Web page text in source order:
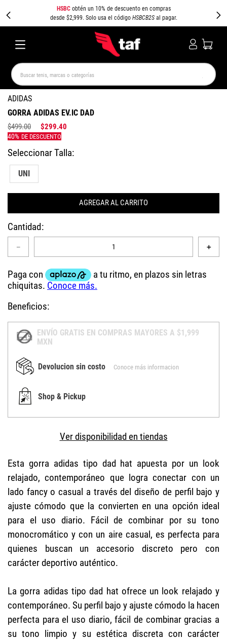
HSBCobtén un 10% de descuento en compras
desde $2,999. Solo usa el código HSBCB2Sal pagar.
Buscar tenis, marcas o categorías
ADIDAS
GORRA ADIDAS EV.IC DAD
$499.00 $299.40
UNI
AGREGAR AL CARRITO
Cantidad
＋
－
Beneficios:
ENVÍO GRATIS EN COMPRAS MAYORES A $1,999
MXN
Devolucion sin costo Conoce más informacion
Shop & Pickup
Ver disponibilidad en tiendas
Esta gorra adidas tipo dad hat apuesta por un look
relajado, contemporáneo que logra conectar con un
lado fancy o casual a través del diseño de perfil bajo y
ajuste cómodo que la convierten en una opción ideal
para el uso diario. Fácil de combinar por su tono
monocromático y con un aire casual, es perfecta para
quienes buscan un accesorio discreto pero con
carácter deportivo auténtico.
La gorra adidas tipo dad hat ofrece un look relajado y
contemporáneo. Su perfil bajo y ajuste cómodo la hacen
perfecta para el uso diario, fácil de combinar gracias a
su tono limpio y su estética discreta con carácter
TÉRMINOS MÁS BUSCADOS
NEW BALANCE SAMBA
SPEEDCAT JORDAN 1